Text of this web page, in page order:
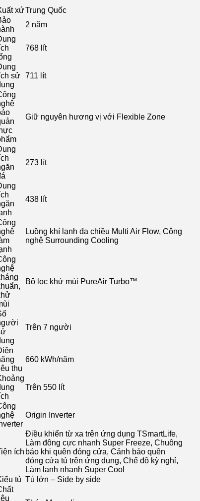
xứTrung Quốc
2 năm
768 lít
sử 711 lít
Giữ nguyên hương vị với Flexible Zone
273 lít
438 lít
Luồng khí lạnh đa chiều Multi Air Flow, Công
nghệ Surrounding Cooling
Bộ lọc khử mùi PureAir Turbo™
Trên 7 người
thụ
660 kWh/năm
Trên 550 lít
Origin Inverter
ích
Điều khiển từ xa trên ứng dụng TSmartLife,
Làm đông cực nhanh Super Freeze, Chuông
báo khi quên đóng cửa, Cảnh báo quên
đóng cửa tủ trên ứng dụng, Chế độ kỳ nghỉ,
Làm lạnh nhanh Super Cool
tủ Tủ lớn – Side by side